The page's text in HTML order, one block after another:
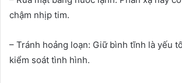
chậm nhịp tim.
– Tránh hoảng loạn: Giữ bình tĩnh là yếu
kiểm soát tình hình.